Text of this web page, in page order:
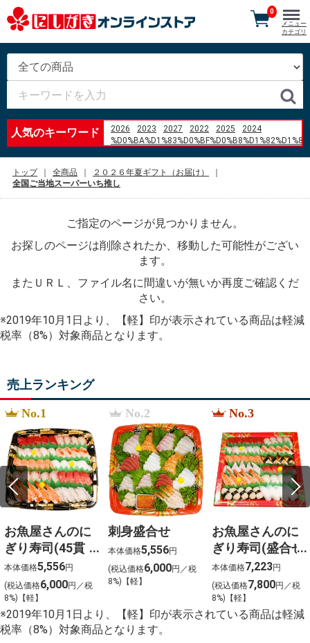
人気のキーワード 2026 2023 2027 2022 2025
2024
%D0%BA%D1%83%D0%BF%D0%B8%D1%82%D1%8C
%D1%84%D0%BE%D1%80%D0%B4
%D1%84%D1%8C%D1%8E%D0%B6%D0%BD 1.6
2007 %D0%B3%D0%BE%D0%B4
%D8%A8%D9%86%D8%AF%D8%AF%D8%A7%D8%B1
%EC%86%8C%EA%B3%A0%EA%B8%B0
Atizap%C3%A1n de Zaragoza
qu%C3%A9 es un squishy
%E5%87%A7%E6%8F%9A%E3%81%92
%E4%BD%9C%E3%82%8A%E6%96%B9
%E7%95%B0%E6%80%A7
nanaco
%E3%83%81%E3%83%A3%E3%83%BC%E3%82%B8
0
メニュー
カテゴリ
トップ 全商品
２０２６年夏ギフト（お届け）
全国ご当地スーパーいち推し
ご指定のページが見つかりません。
お探しのページは削除されたか、移動した可能性がござい
ます。
またＵＲＬ、ファイル名に間違いが無いか再度ご確認くだ
さい。
※2019年10月1日より、【軽】印が表示されている商品は軽減
税率（8%）対象商品となります。
売上ランキング
No.1
お魚屋さんのに
ぎり寿司(45貫
入)
本体価格5,556円
(税込価格6,000円／税
8%)【軽】
No.2
刺身盛合せ
本体価格5,556円
(税込価格6,000円／税
8%)【軽】
No.3
お魚屋さんのに
ぎり寿司(盛合せ
(54貫入)
本体価格7,223円
(税込価格7,800円／税
8%)【軽】
※2019年10月1日より、【軽】印が表示されている商品は軽減
税率（8%）対象商品となります。